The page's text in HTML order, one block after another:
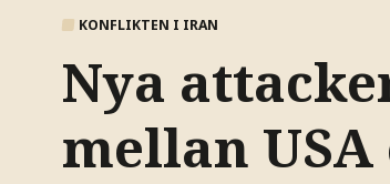
KONFLIKTEN I IRAN
Nya
mellan